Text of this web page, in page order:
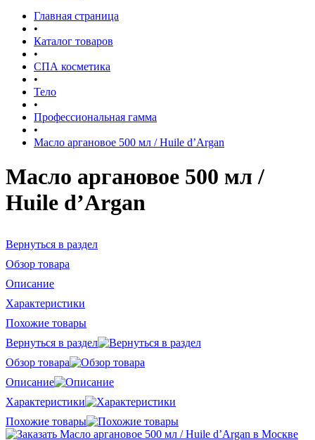
Главная страница
•
Каталог товаров
•
СПА косметика
•
Тело
•
Профессиональная гамма
•
Масло аргановое 500 мл / Huile d’Argan
Масло аргановое 500 мл /
Huile d’Argan
Вернуться в раздел
Обзор товара
Описание
Характеристики
Похожие товары
Вернуться в раздел
Обзор товара
Описание
Характеристики
Похожие товары